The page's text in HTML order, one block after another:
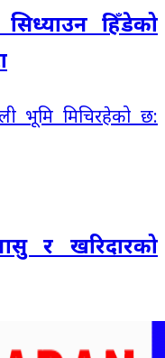
सिध्याउन हिँडेको
र खरिदारको